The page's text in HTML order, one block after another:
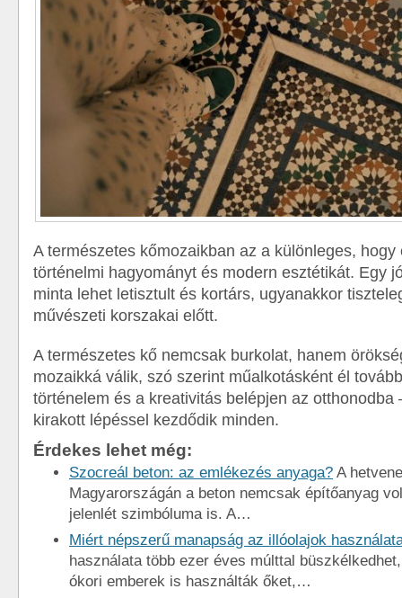
A természetes kőmozaikban az a különleges, hogy
történelmi hagyományt és modern esztétikát. Egy
minta lehet letisztult és kortárs, ugyanakkor
művészeti korszakai előtt.
A természetes kő nemcsak burkolat, hanem
mozaikká válik, szó szerint műalkotásként él
történelem és a kreativitás belépjen az otthonodba
kirakott lépéssel kezdődik minden.
Érdekes lehet még:
Szocreál beton: az emlékezés anyaga? A
Magyarországán a beton nemcsak építőanyag
jelenlét szimbóluma is. A…
Miért népszerű manapság az illóolajok
használata több ezer éves múlttal
ókori emberek is használták őket,…